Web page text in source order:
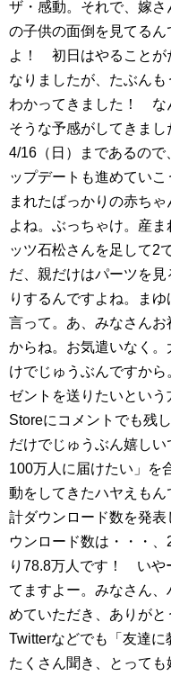
ザ・感動。それで、嫁
の子供の面倒を見てる
よ！ 初日はやることが
なりましたが、たぶん
わかってきました！ な
そうな予感がしてきま
4/16（日）まであるの
ップデートも進めてい
まれたばっかりの赤ち
よね。ぶっちゃけ。産
ッツ石松さんを足して2
だ、親だけはパーツを
りするんですよね。ま
言って。あ、みなさん
からね。お気遣いなく
けでじゅうぶんですか
ゼントを送りたいとい
Storeにコメントでも残
だけでじゅうぶん嬉し
100万人に届けたい」を
動をしてきたハヤえも
計ダウンロード数を発
ウンロード数は・・・
り78.8万人です！ いや
てますよー。みなさん
めていただき、ありが
Twitterなどでも「友達
たくさん聞き、とって